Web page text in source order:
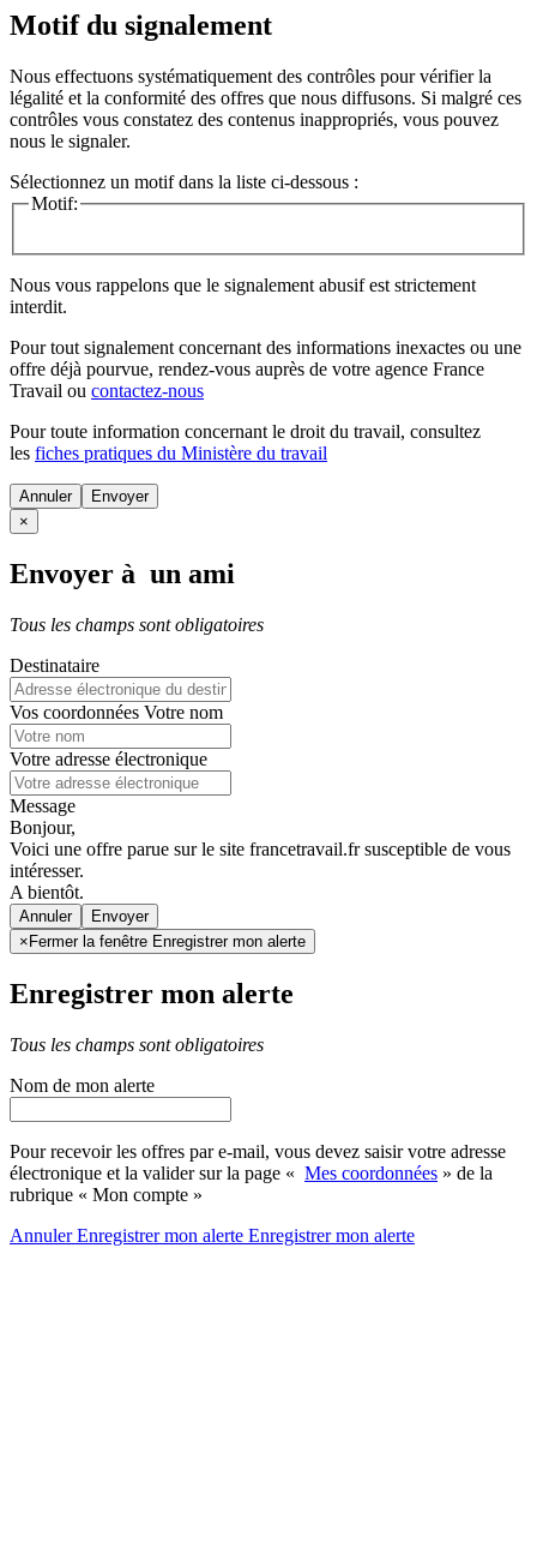
Motif du signalement
Nous effectuons systématiquement des contrôles pour vérifier la
légalité et la conformité des offres que nous diffusons. Si malgré ces
contrôles vous constatez des contenus inappropriés, vous pouvez
nous le signaler.
Sélectionnez un motif dans la liste ci-dessous :
Motif:
Nous vous rappelons que le signalement abusif est strictement
interdit.
Pour tout signalement concernant des informations inexactes ou une
offre déjà pourvue, rendez-vous auprès de votre agence France
Travail ou contactez-nous
Pour toute information concernant le droit du travail, consultez
les fiches pratiques du Ministère du travail
Annuler
×
Envoyer à un ami
Tous les champs sont obligatoires
Destinataire
Vos coordonnées Votre nom
Votre adresse électronique
Message
Bonjour,
Voici une offre parue sur le site francetravail.fr susceptible de vous
intéresser.
A bientôt.
Annuler
× Fermer la fenêtre Enregistrer mon alerte
Enregistrer mon alerte
Tous les champs sont obligatoires
Nom de mon alerte
Pour recevoir les offres par e-mail, vous devez saisir votre adresse
électronique et la valider sur la page « Mes coordonnées » de la
rubrique « Mon compte »
AnnulerEnregistrer mon alerte Enregistrermon alerte